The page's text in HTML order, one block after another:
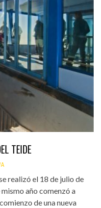
TEIDE
realizó el 18 de julio de
año comenzó a
de una nueva